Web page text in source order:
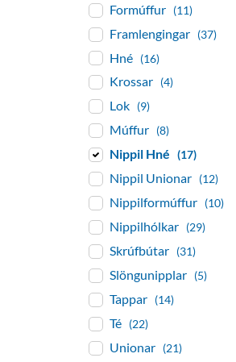
Formúffur (11)
Framlengingar (37)
Hné (16)
Krossar (4)
Lok (9)
Múffur (8)
Nippil Hné (17)
Nippil Unionar (12)
Nippilformúffur (10)
Nippilhólkar (29)
Skrúfbútar (31)
Slöngunipplar (5)
Tappar (14)
Té (22)
Unionar (21)